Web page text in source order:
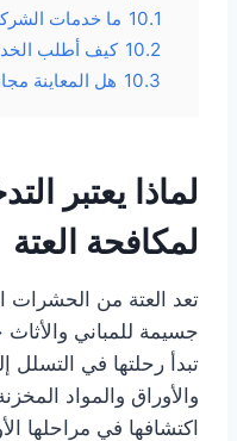
10.1 ما خدمات
10.2 كيف أطلب
10.3 هل المعاينة
لماذا يعتبر
لمكافحة العتة
تعد العتة من الحشرات
جسيمة للمباني
تبدأ رحلتها في
والأوراق والمواد
اكتشافها في مراحلها